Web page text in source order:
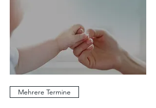
Mehrere Termine